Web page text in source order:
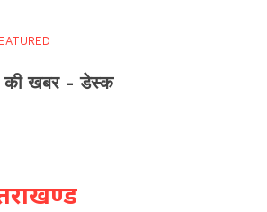
की खबर - डेस्क